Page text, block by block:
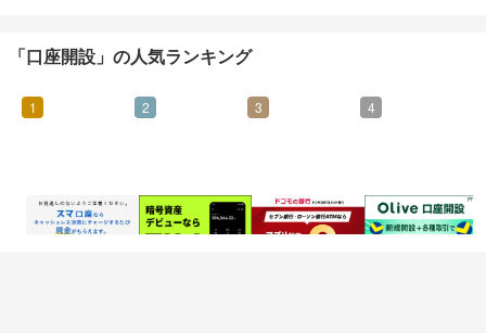
「口座開設」の人気ランキング
1
1,000マイル
2
1,650 マイル
3
1,200マイル
4
3,500マイル